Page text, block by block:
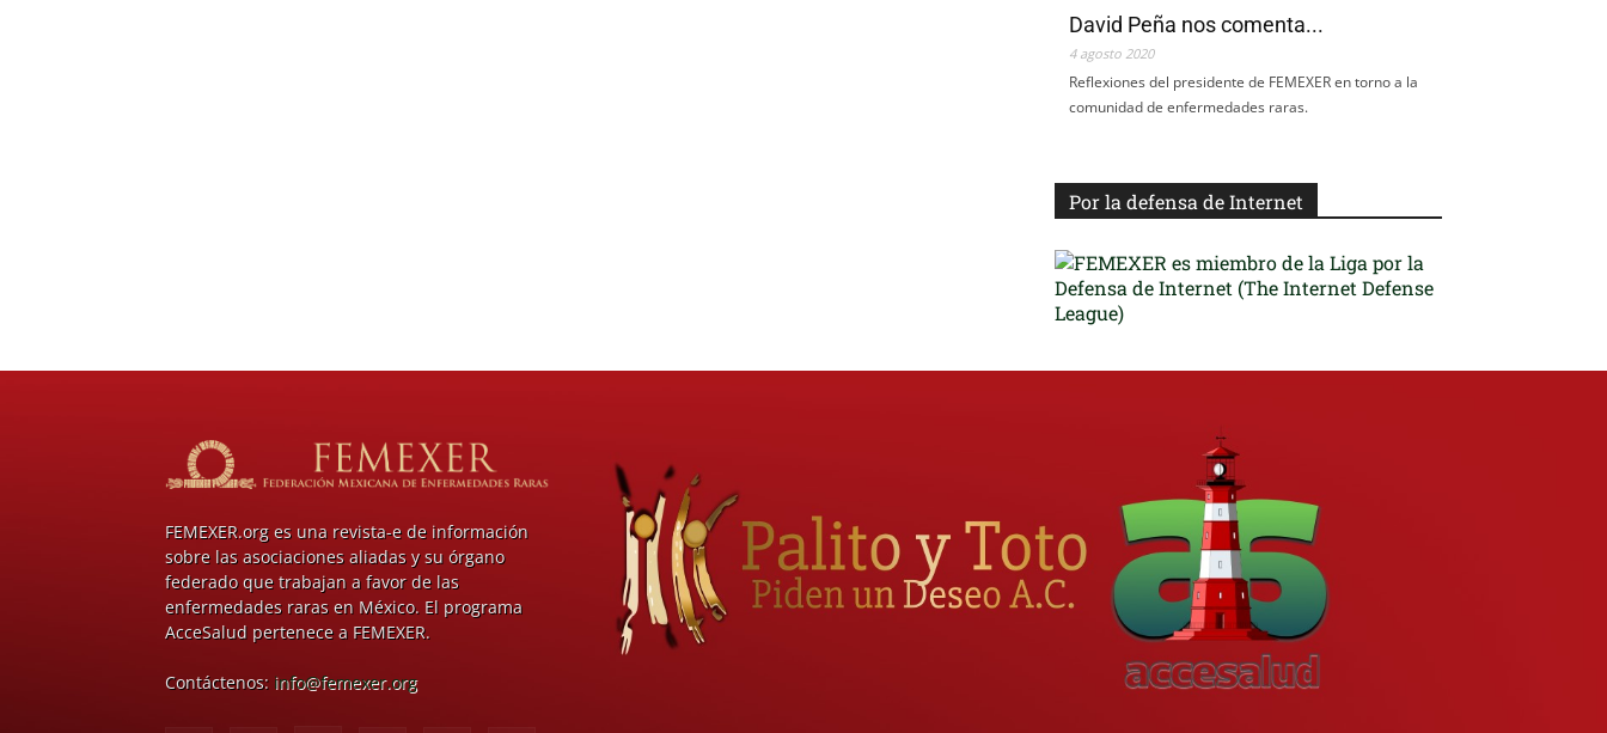
David Peña nos comenta...
4 agosto 2020
Reflexiones del presidente de FEMEXER en torno a la
comunidad de enfermedades raras.
Por la defensa de Internet
FEMEXER.org es una revista-e de información
sobre las asociaciones aliadas y su órgano
federado que trabajan a favor de las
enfermedades raras en México. El programa
AcceSalud pertenece a FEMEXER.
Contáctenos: info@femexer.org